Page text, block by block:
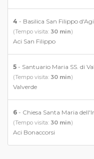
4 - Basilica San Filippo
(Tempo visita: 30 min)
Aci San Filippo
5 - Santuario Maria SS. di
(Tempo visita: 30 min)
Valverde
6 - Chiesa Santa Maria
(Tempo visita: 30 min)
Aci Bonaccorsi